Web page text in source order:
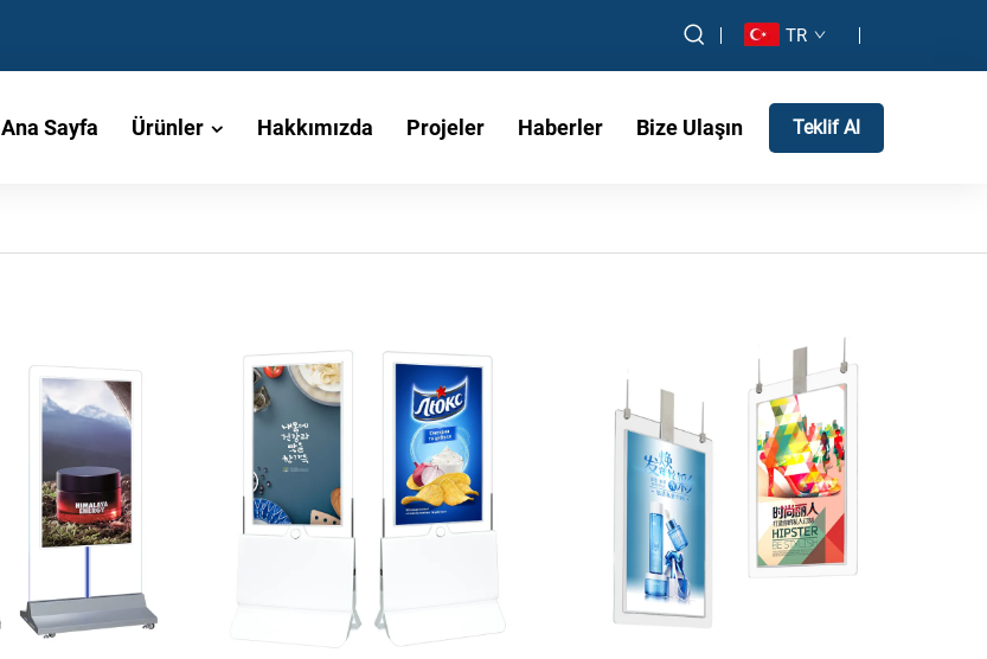
TR
Ana Sayfa Ürünler Hakkımızda Projeler Haberler Bize Ulaşın Teklif Al